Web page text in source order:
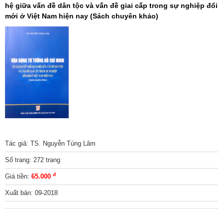
hệ giữa vấn đề dân tộc và vấn đề giai cấp trong sự nghiệp đổi
mới ở Việt Nam hiện nay (Sách chuyên khảo)
Tác giả: TS. Nguyễn Tùng Lâm
Số trang: 272 trang
Giá tiền: 65.000 đ
Xuất bản: 09-2018